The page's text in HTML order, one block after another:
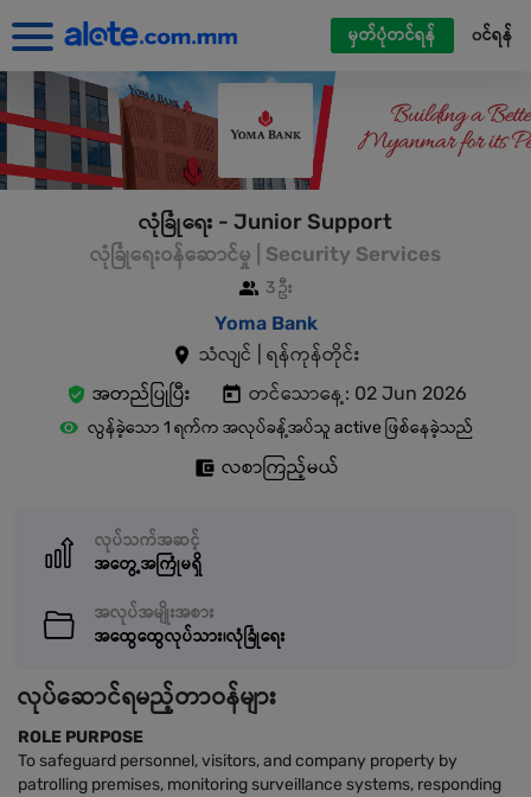
မှတ်ပုံတင်ရန် ၀င်ရန်
လုံခြုံရေး - Junior Support
လုံခြုံရေးဝန်ဆောင်မှု | Security Services
3 ဦး
Yoma Bank
သံလျင် | ရန်ကုန်တိုင်း
အတည်ပြုပြီး
တင်သောနေ့: 02 Jun 2026
လွန်ခဲ့သော 1 ရက်က အလုပ်ခန့်အပ်သူ active ဖြစ်နေခဲ့သည်
လစာကြည့်မယ်
လုပ်သက်အဆင့်
အတွေ့အကြုံမရှိ
အလုပ်အမျိုးအစား
အထွေထွေလုပ်သား၊လုံခြုံရေး
လုပ်ဆောင်ရမည့်တာဝန်များ
ROLE PURPOSE
To safeguard personnel, visitors, and company property by
patrolling premises, monitoring surveillance systems, responding